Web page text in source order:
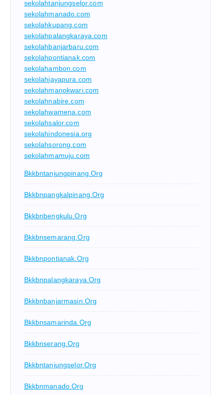
sekolahtanjungselor.com
sekolahmanado.com
sekolahkupang.com
sekolahpalangkaraya.com
sekolahbanjarbaru.com
sekolahpontianak.com
sekolahambon.com
sekolahjayapura.com
sekolahmanokwari.com
sekolahnabire.com
sekolahwamena.com
sekolahsalor.com
sekolahindonesia.org
sekolahsorong.com
sekolahmamuju.com
Bkkbntanjungpinang.org
Bkkbnpangkalpinang.org
Bkkbnbengkulu.org
Bkkbnsemarang.org
Bkkbnpontianak.org
Bkkbnpalangkaraya.org
Bkkbnbanjarmasin.org
Bkkbnsamarinda.org
Bkkbnserang.org
Bkkbntanjungselor.org
Bkkbnmanado.org